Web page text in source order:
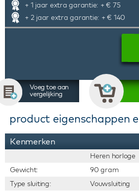
+ 1 jaar extra garantie: + € 75
+ 2 jaar extra garantie: + € 140
Voeg toe aan
vergelijking
product eigenschappen
Kenmerken
Heren horloge
Gewicht:
90 gram
Type sluiting:
Vouwsluiting